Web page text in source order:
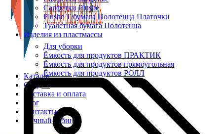
Каталог
Скидки
Доставка и оплата
Блог
Контакты
Личный кабинет
Салфетки Plushe
Plushe Т/бумага Полотенца Платочки
Туалетная бумага Полотенца
Изделия из пластмассы
Для уборки
Ёмкость для продуктов ПРАКТИК
Ёмкость для продуктов прямоугольная
Ёмкость для продуктов РОЛЛ